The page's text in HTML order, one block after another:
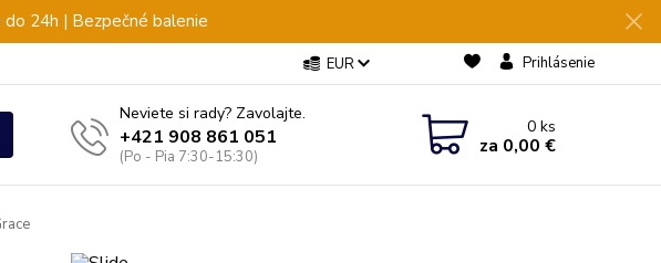
24h | Bezpečné balenie
EUR Prihlásenie
Neviete si rady? Zavolajte.
+421 908 861 051
(Po - Pia 7:30-15:30)
0ks
za 0,00 €